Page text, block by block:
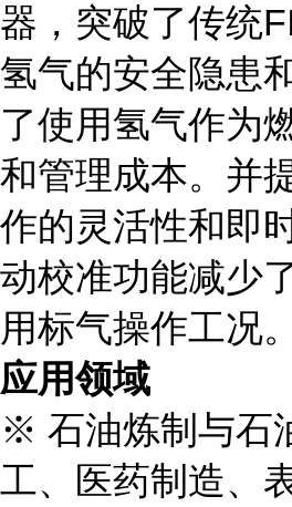
器，突破了传统
氢气的安全隐患
了使用氢气作为
和管理成本。并
作的灵活性和即
动校准功能减少
用标气操作工况。
应用领域
※ 石油炼制与石
工、医药制造、